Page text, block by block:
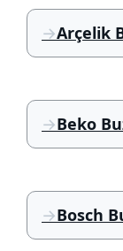
Arçelik
Beko
Bosch